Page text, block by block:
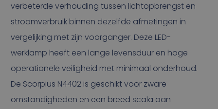
verbeterde verhouding tussen lichtopbrengst en
stroomverbruik binnen dezelfde afmetingen in
vergelijking met zijn voorganger. Deze LED-
werklamp heeft een lange levensduur en hoge
operationele veiligheid met minimaal onderhoud.
De Scorpius N4402 is geschikt voor zware
omstandigheden en een breed scala aan